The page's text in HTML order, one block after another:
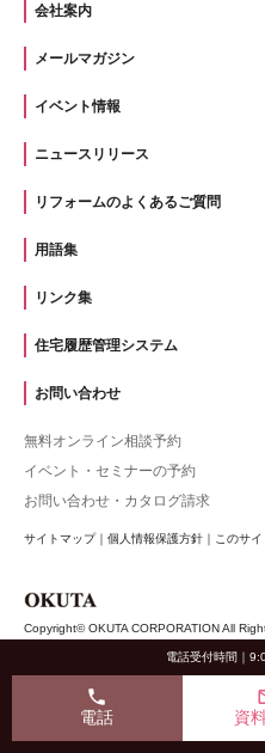
会社案内
メールマガジン
イベント情報
ニュースリリース
リフォームのよくあるご質問
用語集
リンク集
住宅履歴管理システム
お問い合わせ
無料オンライン相談予約
イベント・セミナーの予約
お問い合わせ・カタログ請求
サイトマップ｜ 個人情報保護方針 ｜ このサ
Copyright© OKUTA CORPORATION All
電話受付時間｜
phone
電話 資